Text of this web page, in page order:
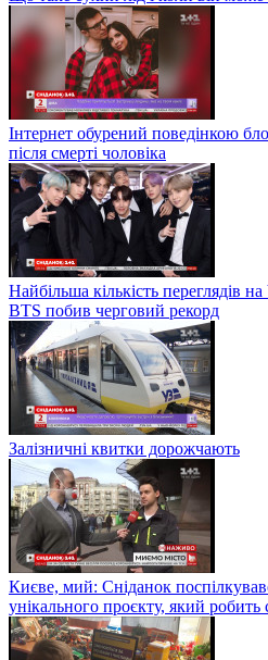
Інтернет обурений поведінкою
після смерті чоловіка
Найбільша кількість переглядів
BTS побив черговий рекорд
Залізничні квитки дорожчають
Києве, мий: Сніданок
унікального проєкту, який